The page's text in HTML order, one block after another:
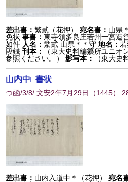
差出書：繁貳（花押） 宛名書： 山県
免状 事書：東寺領多良庄若州一宮造
如件 人名：繁貳 山県＊＊守 地名：
段銭 刊本：
（東大史料編纂所ユニ
参照ください。）
影写本： （東大史
山内中□書状
つ函/3/8/ 文安2年7月29日 （1445）
差出書： 山内入道中＊（花押） 宛名